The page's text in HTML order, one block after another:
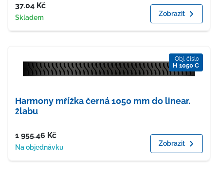
Cena
37.04 Kč
Dostupnost
Skladem Zobrazit
Obj. číslo
H 1050 C
Harmony mřížka černá 1050 mm do linear.
žlabu
Cena
1 955.46 Kč
Dostupnost
Na objednávku Zobrazit